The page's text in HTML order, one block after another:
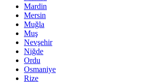
Mardin
Mersin
Muğla
Muş
Nevşehir
Niğde
Ordu
Osmaniye
Rize